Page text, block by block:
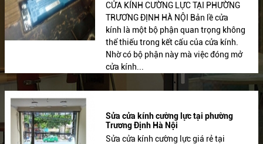
CỬA KÍNH CƯỜNG LỰC TẠI PHƯỜNG
TRƯƠNG ĐỊNH HÀ NỘI Bản lề cửa
kính là một bộ phận quan trọng không
thể thiếu trong kết cấu của cửa kính.
Nhờ có bộ phận này mà việc đóng mở
cửa kính...
Sửa cửa kính cường lực tại phường
Trương Định Hà Nội
Sửa cửa kính cường lực giá rẻ tại